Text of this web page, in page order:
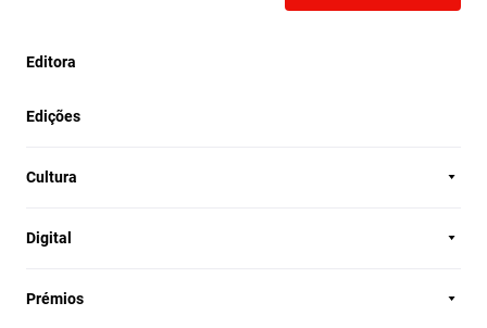
Editora
Edições
Cultura
Digital
Prémios